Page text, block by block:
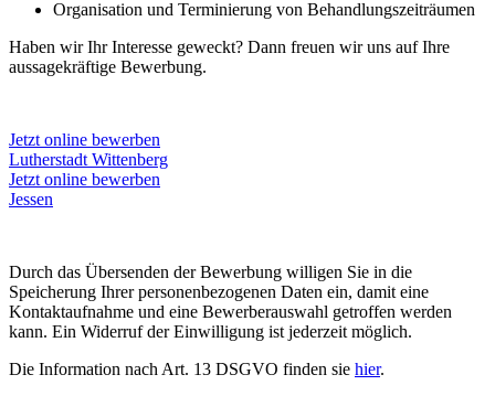
Organisation und Terminierung von Behandlungszeiträumen
Haben wir Ihr Interesse geweckt? Dann freuen wir uns auf Ihre
aussagekräftige Bewerbung.
Jetzt online bewerben
Lutherstadt Wittenberg
Jetzt online bewerben
Jessen
Durch das Übersenden der Bewerbung willigen Sie in die
Speicherung Ihrer personenbezogenen Daten ein, damit eine
Kontaktaufnahme und eine Bewerberauswahl getroffen werden
kann. Ein Widerruf der Einwilligung ist jederzeit möglich.
Die Information nach Art. 13 DSGVO finden sie hier.